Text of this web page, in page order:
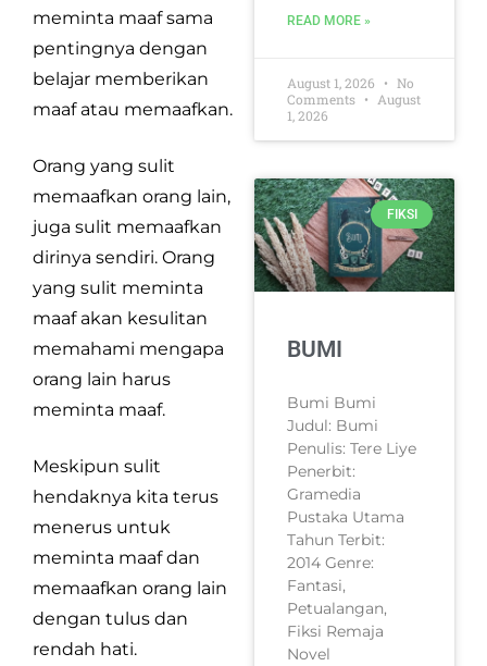
meminta maaf sama
pentingnya dengan
belajar memberikan
maaf atau memaafkan.
Orang yang sulit
memaafkan orang lain,
juga sulit memaafkan
dirinya sendiri. Orang
yang sulit meminta
maaf akan kesulitan
memahami mengapa
orang lain harus
meminta maaf.
Meskipun sulit
hendaknya kita terus
menerus untuk
meminta maaf dan
memaafkan orang lain
dengan tulus dan
rendah hati.
READ MORE »
August 1, 2026
No
Comments
August
1, 2026
FIKSI
BUMI
Bumi Bumi
Judul: Bumi
Penulis: Tere Liye
Penerbit:
Gramedia
Pustaka Utama
Tahun Terbit:
2014 Genre:
Fantasi,
Petualangan,
Fiksi Remaja
Novel